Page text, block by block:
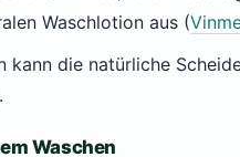
Waschlotion aus (
kann die natürliche
Waschen